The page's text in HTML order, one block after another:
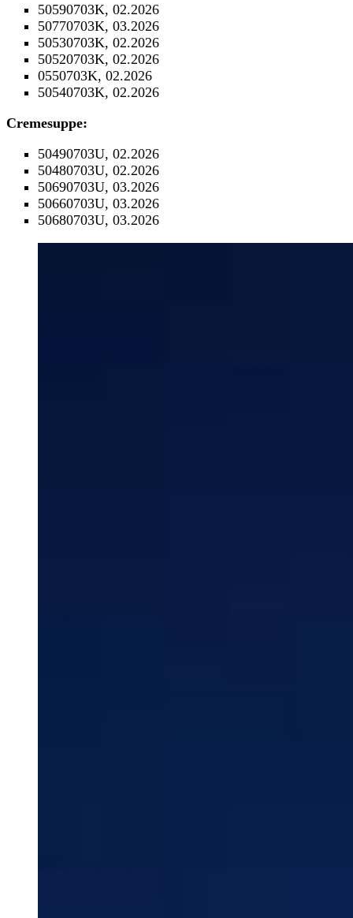
50590703K, 02.2026
50770703K, 03.2026
50530703K, 02.2026
50520703K, 02.2026
0550703K, 02.2026
50540703K, 02.2026
Cremesuppe:
50490703U, 02.2026
50480703U, 02.2026
50690703U, 03.2026
50660703U, 03.2026
50680703U, 03.2026